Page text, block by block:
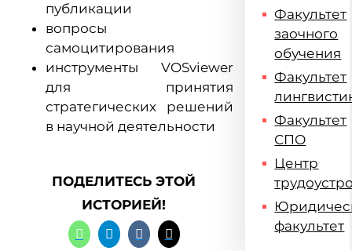
публикации
вопросы
самоцитирования
инструменты VOSviewer
для принятия
стратегических решений
в научной деятельности
ПОДЕЛИТЕСЬ ЭТОЙ
ИСТОРИЕЙ!
Факультет
заочного
обучения
Факультет
Факультет
СПО
Центр
факультет